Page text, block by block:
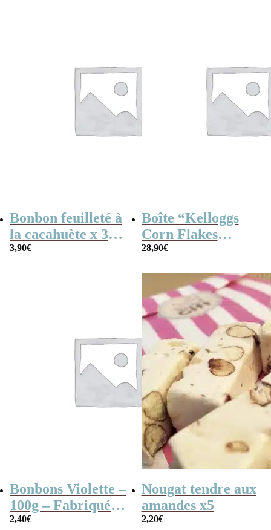
Bonbon feuilleté à
la cacahuète x 30
(170g) – Fabriqué
3,90€
Boîte “Kelloggs
Corn Flakes
Original” remplie
années 60
28,90€
Bonbons Violette –
100g – Fabriqués
en France
2,40€
Nougat tendre aux
amandes x5
2,20€